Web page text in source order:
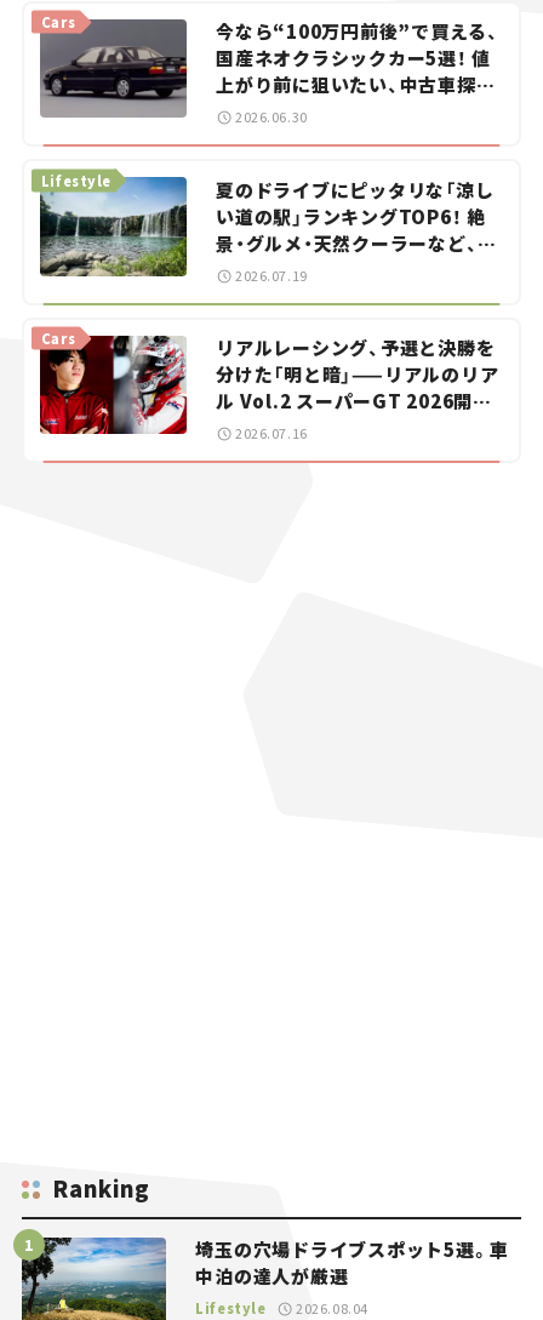
今なら“100万円前後”で買える、
国産ネオクラシックカー5選！ 値
上がり前に狙いたい、中古車探し
をお手伝い――ちょっとイケてるマ
イカー選び #02
Cars
2026.06.30
夏のドライブにピッタリな「涼し
い道の駅」ランキングTOP6！ 絶
景・グルメ・天然クーラーなど、避
暑におすすめのスポットを紹介
Lifestyle
2026.07.19
リアルレーシング、予選と決勝を
分けた「明と暗」——リアルのリア
ル Vol.2 スーパーGT 2026開幕
戦 岡山国際サーキット
Cars
2026.07.16
Ranking
埼玉の穴場ドライブスポット5選。車
中泊の達人が厳選
Lifestyle 2026.08.04